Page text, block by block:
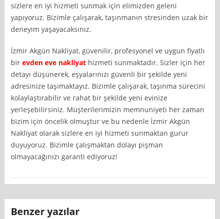
sizlere en iyi hizmeti sunmak için elimizden geleni
yapıyoruz. Bizimle çalışarak, taşınmanın stresinden uzak bir
deneyim yaşayacaksınız.
İzmir Akgün Nakliyat, güvenilir, profesyonel ve uygun fiyatlı
birevden eve nakliyat hizmeti sunmaktadır. Sizler için her
detayı düşünerek, eşyalarınızı güvenli bir şekilde yeni
adresinize taşımaktayız. Bizimle çalışarak, taşınma sürecini
kolaylaştırabilir ve rahat bir şekilde yeni evinize
yerleşebilirsiniz. Müşterilerimizin memnuniyeti her zaman
bizim için öncelik olmuştur ve bu nedenle İzmir Akgün
Nakliyat olarak sizlere en iyi hizmeti sunmaktan gurur
duyuyoruz. Bizimle çalışmaktan dolayı pişman
olmayacağınızı garanti ediyoruz!
Benzer yazılar